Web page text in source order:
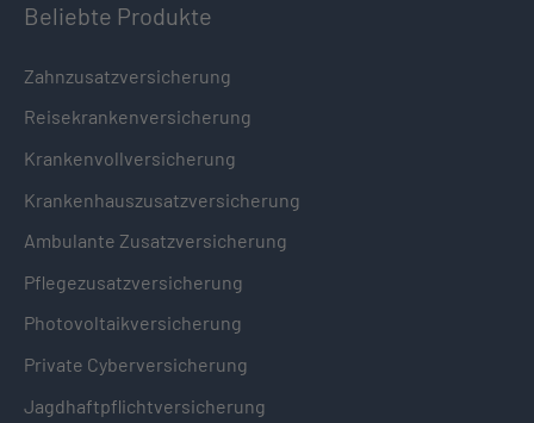
Beliebte Produkte
Zahnzusatzversicherung
Reisekrankenversicherung
Krankenvollversicherung
Krankenhauszusatzversicherung
Ambulante Zusatzversicherung
Pflegezusatzversicherung
Photovoltaikversicherung
Private Cyberversicherung
Jagdhaftpflichtversicherung